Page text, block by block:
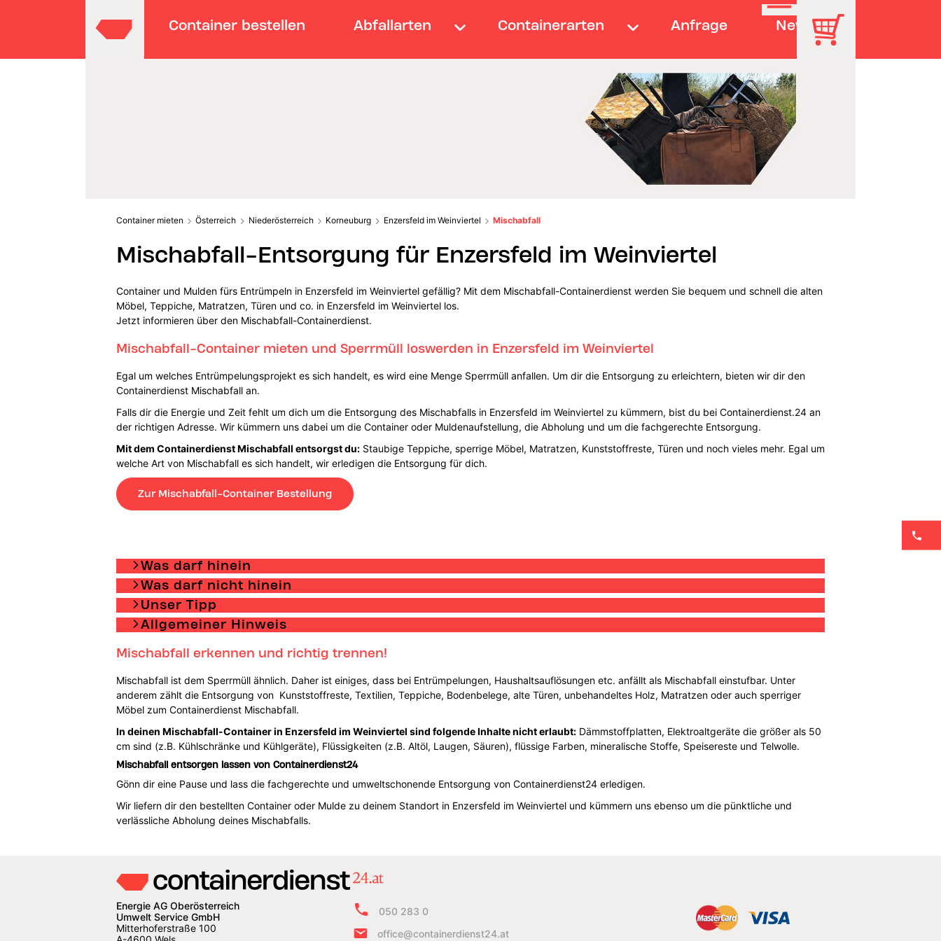
Container bestellen Abfallarten Containerarten Anfrage News
Container mieten Österreich Niederösterreich Korneuburg Enzersfeld im Weinviertel Mischabfall
Mischabfall-Entsorgung für Enzersfeld im Weinviertel
Container und Mulden fürs Entrümpeln in Enzersfeld im Weinviertel gefällig? Mit dem Mischabfall-Containerdienst werden Sie bequem und schnell die alten
Möbel, Teppiche, Matratzen, Türen und co. in Enzersfeld im Weinviertel los.
Jetzt informieren über den Mischabfall-Containerdienst.
Mischabfall-Container mieten und Sperrmüll loswerden in Enzersfeld im Weinviertel
Egal um welches Entrümpelungsprojekt es sich handelt, es wird eine Menge Sperrmüll anfallen. Um dir die Entsorgung zu erleichtern, bieten wir dir den
Containerdienst Mischabfall an.
Falls dir die Energie und Zeit fehlt um dich um die Entsorgung des Mischabfalls in Enzersfeld im Weinviertel zu kümmern, bist du bei Containerdienst.24 an
der richtigen Adresse. Wir kümmern uns dabei um die Container oder Muldenaufstellung, die Abholung und um die fachgerechte Entsorgung.
Mit dem Containerdienst Mischabfall entsorgst du:Staubige Teppiche, sperrige Möbel, Matratzen, Kunststoffreste, Türen und noch vieles mehr. Egal um
welche Art von Mischabfall es sich handelt, wir erledigen die Entsorgung für dich.
Zur Mischabfall-Container Bestellung
Was darf hinein
Was darf nicht hinein
Unser Tipp
Allgemeiner Hinweis
Mischabfall erkennen und richtig trennen!
Mischabfall ist dem Sperrmüll ähnlich. Daher ist einiges, dass bei Entrümpelungen, Haushaltsauflösungen etc. anfällt als Mischabfall einstufbar. Unter
anderem zählt die Entsorgung von Kunststoffreste, Textilien, Teppiche, Bodenbelege, alte Türen, unbehandeltes Holz, Matratzen oder auch sperriger
Möbel zum Containerdienst Mischabfall.
In deinen Mischabfall-Container in Enzersfeld im Weinviertel sind folgende Inhalte nicht erlaubt:Dämmstoffplatten, Elektroaltgeräte die größer als 50
cm sind (z.B. Kühlschränke und Kühlgeräte), Flüssigkeiten (z.B. Altöl, Laugen, Säuren), flüssige Farben, mineralische Stoffe, Speisereste und Telwolle.
Mischabfall entsorgen lassen von Containerdienst24
Gönn dir eine Pause und lass die fachgerechte und umweltschonende Entsorgung von Containerdienst24 erledigen.
Wir liefern dir den bestellten Container oder Mulde zu deinem Standort in Enzersfeld im Weinviertel und kümmern uns ebenso um die pünktliche und
verlässliche Abholung deines Mischabfalls.
Energie AG Oberösterreich
Umwelt Service GmbH
Mitterhoferstraße 100
050 283 0
office@containerdienst24.at